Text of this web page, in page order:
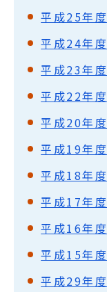
平成25年
平成24年
平成23年
平成22年
平成20年
平成19年
平成18年
平成17年
平成16年
平成15年
平成29年